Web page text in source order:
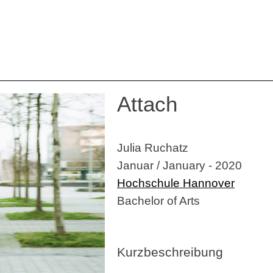
Attach
Julia Ruchatz
Januar / January - 2020
Hochschule Hannover
Bachelor of Arts
Kurzbeschreibung